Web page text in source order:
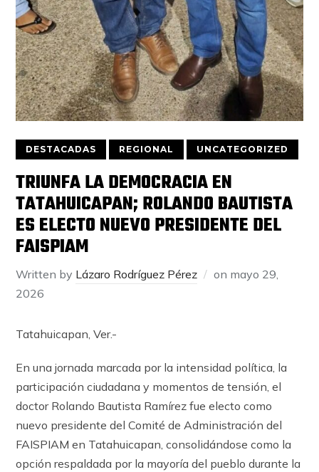
DESTACADAS REGIONAL UNCATEGORIZED
TRIUNFA LA DEMOCRACIA EN
TATAHUICAPAN; ROLANDO BAUTISTA
ES ELECTO NUEVO PRESIDENTE DEL
FAISPIAM
Written by Lázaro Rodríguez Pérez on mayo 29,
2026
Tatahuicapan, Ver.-
En una jornada marcada por la intensidad política, la
participación ciudadana y momentos de tensión, el
doctor Rolando Bautista Ramírez fue electo como
nuevo presidente del Comité de Administración del
FAISPIAM en Tatahuicapan, consolidándose como la
opción respaldada por la mayoría del pueblo durante la